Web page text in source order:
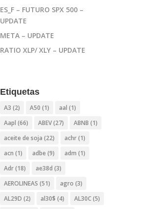
ES_F – FUTURO SPX 500 –
UPDATE
META – UPDATE
RATIO XLP/ XLY – UPDATE
Etiquetas
A3 (2) A50 (1) aal (1)
Aapl (66) ABEV(27) ABNB (1)
aceite de soja (22) achr(1)
acn (1) adbe (9) adm (1)
Adr(18) ae38d (3)
AEROLINEAS (51) agro (3)
AL29D (2) al30$ (4) AL30C(5)